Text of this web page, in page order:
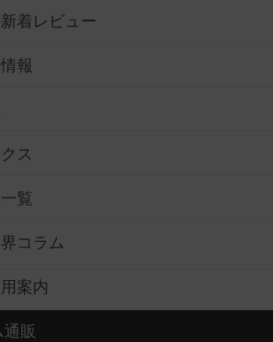
着レビュー
報
ス
覧
コラム
案内
販